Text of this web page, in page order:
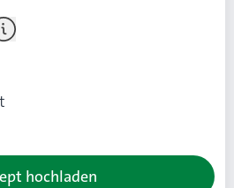
hochladen